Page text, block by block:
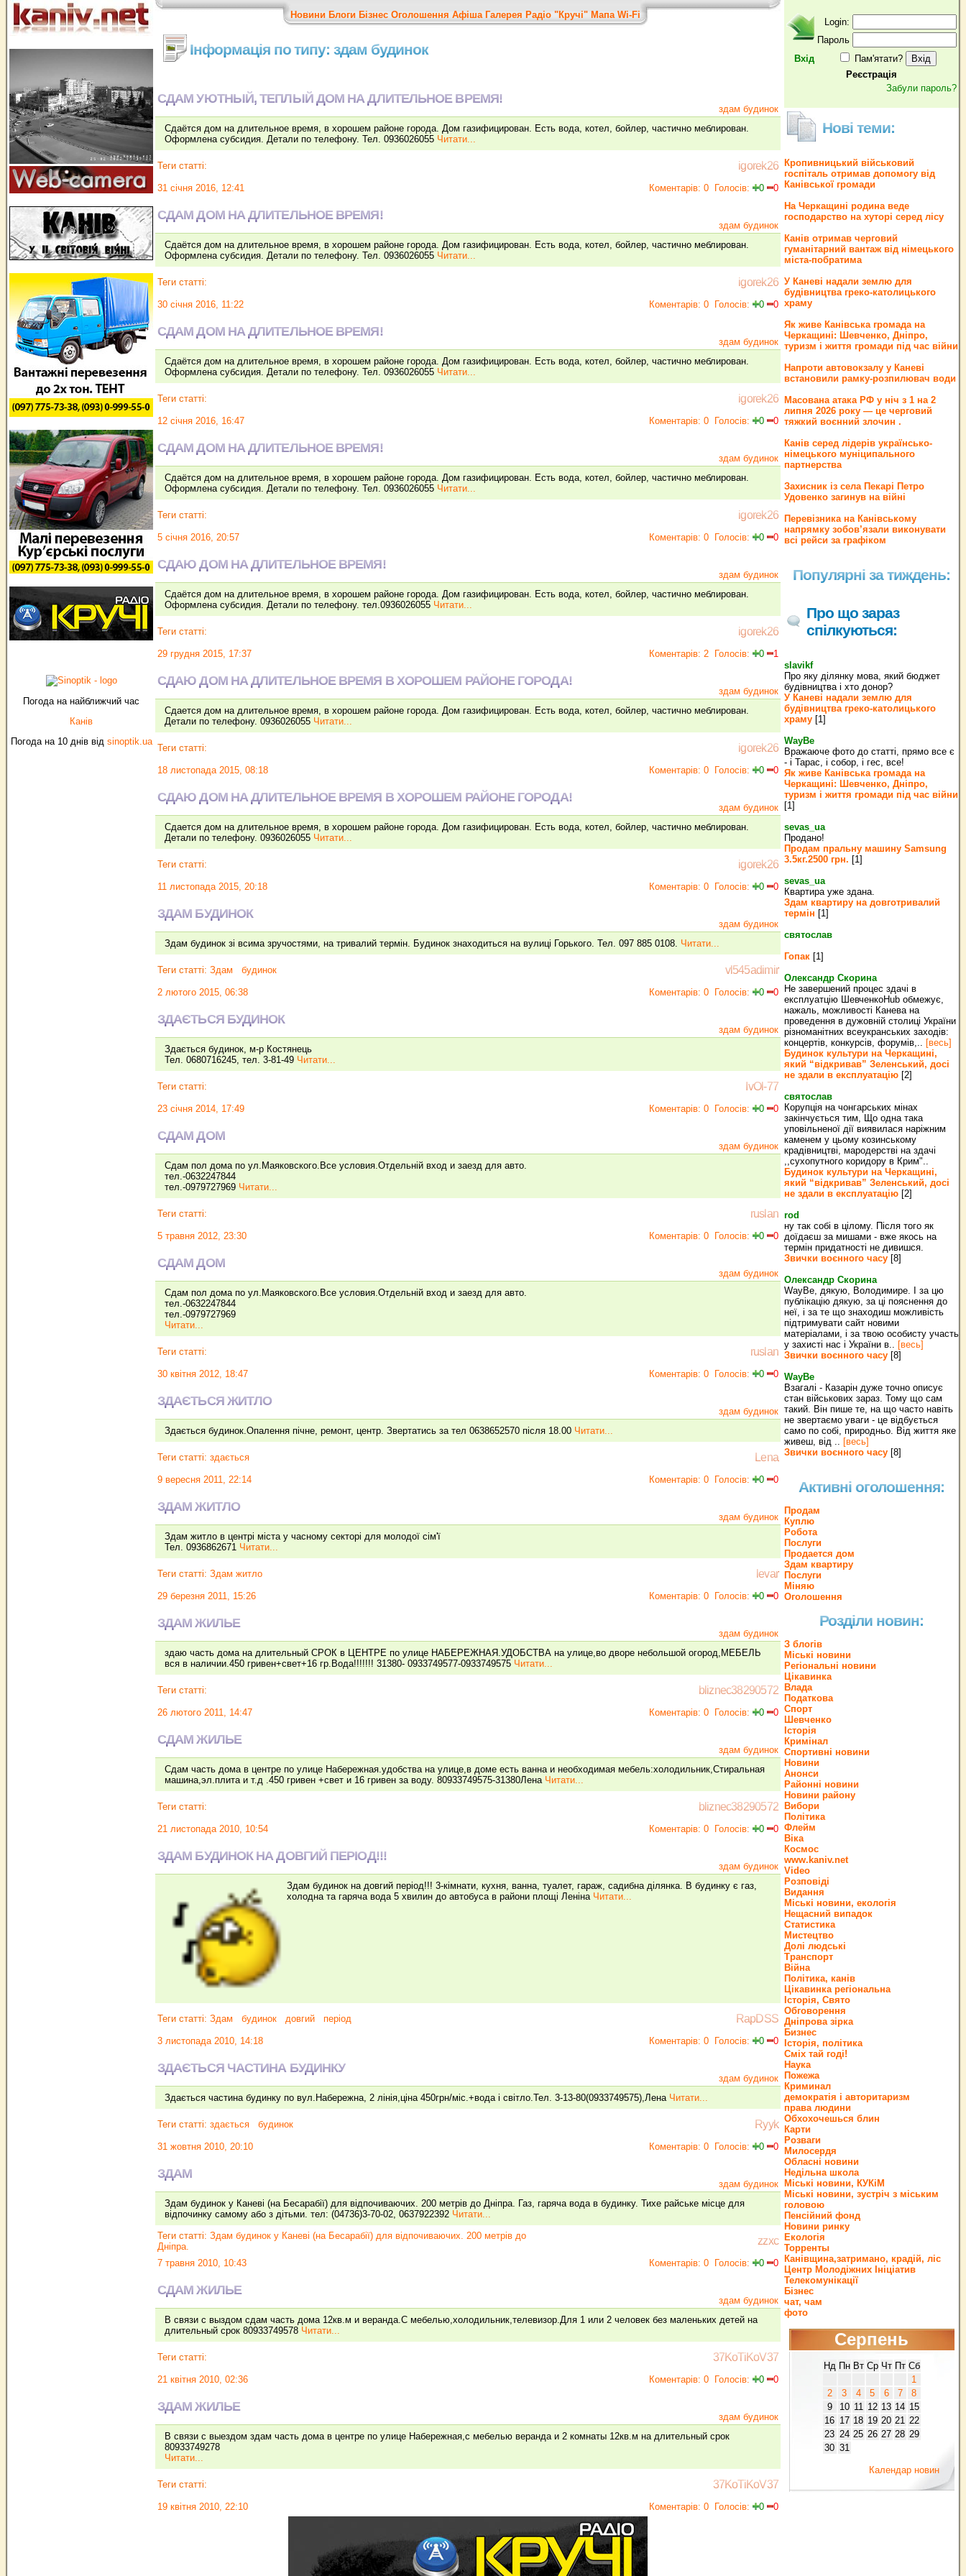
Погода на найближчий час
Канів
Погода на 10 днів від sinoptik.ua
Новини Блоги Бізнес Оголошення Афіша Галерея Радіо "Кручі" Мапа Wi-Fi
Інформація по типу: здам будинок
СДАМ УЮТНЫЙ, ТЕПЛЫЙ ДОМ НА ДЛИТЕЛЬНОЕ ВРЕМЯ!
здам будинок
Сдаётся дом на длительное время, в хорошем районе города. Дом газифицирован. Есть вода, котел, бойлер, частично меблирован.
Оформлена субсидия. Детали по телефону. Тел. 0936026055 Читати...
Теги статті: igorek26
31 січня 2016, 12:41 Коментарів: 0 Голосів: 0 0
СДАМ ДОМ НА ДЛИТЕЛЬНОЕ ВРЕМЯ!
здам будинок
Сдаётся дом на длительное время, в хорошем районе города. Дом газифицирован. Есть вода, котел, бойлер, частично меблирован.
Оформлена субсидия. Детали по телефону. Тел. 0936026055 Читати...
Теги статті: igorek26
30 січня 2016, 11:22 Коментарів: 0 Голосів: 0 0
СДАМ ДОМ НА ДЛИТЕЛЬНОЕ ВРЕМЯ!
здам будинок
Сдаётся дом на длительное время, в хорошем районе города. Дом газифицирован. Есть вода, котел, бойлер, частично меблирован.
Оформлена субсидия. Детали по телефону. Тел. 0936026055 Читати...
Теги статті: igorek26
12 січня 2016, 16:47 Коментарів: 0 Голосів: 0 0
СДАМ ДОМ НА ДЛИТЕЛЬНОЕ ВРЕМЯ!
здам будинок
Сдаётся дом на длительное время, в хорошем районе города. Дом газифицирован. Есть вода, котел, бойлер, частично меблирован.
Оформлена субсидия. Детали по телефону. Тел. 0936026055 Читати...
Теги статті: igorek26
5 січня 2016, 20:57 Коментарів: 0 Голосів: 0 0
СДАЮ ДОМ НА ДЛИТЕЛЬНОЕ ВРЕМЯ!
здам будинок
Сдаётся дом на длительное время, в хорошем районе города. Дом газифицирован. Есть вода, котел, бойлер, частично меблирован.
Оформлена субсидия. Детали по телефону. тел.0936026055 Читати...
Теги статті: igorek26
29 грудня 2015, 17:37 Коментарів: 2 Голосів: 0 1
СДАЮ ДОМ НА ДЛИТЕЛЬНОЕ ВРЕМЯ В ХОРОШЕМ РАЙОНЕ ГОРОДА!
здам будинок
Сдается дом на длительное время, в хорошем районе города. Дом газифицирован. Есть вода, котел, бойлер, частично меблирован.
Детали по телефону. 0936026055 Читати...
Теги статті: igorek26
18 листопада 2015, 08:18 Коментарів: 0 Голосів: 0 0
СДАЮ ДОМ НА ДЛИТЕЛЬНОЕ ВРЕМЯ В ХОРОШЕМ РАЙОНЕ ГОРОДА!
здам будинок
Сдается дом на длительное время, в хорошем районе города. Дом газифицирован. Есть вода, котел, бойлер, частично меблирован.
Детали по телефону. 0936026055 Читати...
Теги статті: igorek26
11 листопада 2015, 20:18 Коментарів: 0 Голосів: 0 0
ЗДАМ БУДИНОК
здам будинок
Здам будинок зi всима зручостями, на тривалий термiн. Будинок знаходиться на вулицi Горького. Тел. 097 885 0108. Читати...
Теги статті: Здам будинок vl545adimir
2 лютого 2015, 06:38 Коментарів: 0 Голосів: 0 0
ЗДАЄТЬСЯ БУДИНОК
здам будинок
Здається будинок, м-р Костянець
Тел. 0680716245, тел. 3-81-49 Читати...
Теги статті: IvOl-77
23 січня 2014, 17:49 Коментарів: 0 Голосів: 0 0
СДАМ ДОМ
здам будинок
Сдам пол дома по ул.Маяковского.Все условия.Отдельній вход и заезд для авто.
тел.-0632247844
тел.-0979727969 Читати...
Теги статті: ruslan
5 травня 2012, 23:30 Коментарів: 0 Голосів: 0 0
СДАМ ДОМ
здам будинок
Сдам пол дома по ул.Маяковского.Все условия.Отдельній вход и заезд для авто.
тел.-0632247844
тел.-0979727969
Читати...
Теги статті: ruslan
30 квітня 2012, 18:47 Коментарів: 0 Голосів: 0 0
ЗДАЄТЬСЯ ЖИТЛО
здам будинок
Здається будинок.Опалення пічне, ремонт, центр. Звертатись за тел 0638652570 після 18.00 Читати...
Теги статті: здається Lena
9 вересня 2011, 22:14 Коментарів: 0 Голосів: 0 0
ЗДАМ ЖИТЛО
здам будинок
Здам житло в центрі міста у часному секторі для молодої сім'ї
Тел. 0936862671 Читати...
Теги статті: Здам житло levar
29 березня 2011, 15:26 Коментарів: 0 Голосів: 0 0
ЗДАМ ЖИЛЬЕ
здам будинок
здаю часть дома на длительный СРОК в ЦЕНТРЕ по улице НАБЕРЕЖНАЯ.УДОБСТВА на улице,во дворе небольшой огород,МЕБЕЛЬ
вся в наличии.450 гривен+свет+16 гр.Вода!!!!!!! 31380- 0933749577-0933749575 Читати...
Теги статті: bliznec38290572
26 лютого 2011, 14:47 Коментарів: 0 Голосів: 0 0
СДАМ ЖИЛЬЕ
здам будинок
Сдам часть дома в центре по улице Набережная.удобства на улице,в доме есть ванна и необходимая мебель:холодильник,Стиральная
машина,эл.плита и т.д .450 гривен +свет и 16 гривен за воду. 80933749575-31380Лена Читати...
Теги статті: bliznec38290572
21 листопада 2010, 10:54 Коментарів: 0 Голосів: 0 0
ЗДАМ БУДИНОК НА ДОВГИЙ ПЕРІОД!!!
здам будинок
Здам будинок на довгий період!!! 3-кімнати, кухня, ванна, туалет, гараж, садибна ділянка. В будинку є газ,
холодна та гаряча вода 5 хвилин до автобуса в райони площі Леніна Читати...
Теги статті: Здам будинок довгий період RapDSS
3 листопада 2010, 14:18 Коментарів: 0 Голосів: 0 0
ЗДАЄТЬСЯ ЧАСТИНА БУДИНКУ
здам будинок
Здається частина будинку по вул.Набережна, 2 лінія,ціна 450грн/міс.+вода і світло.Тел. 3-13-80(0933749575),Лена Читати...
Теги статті: здається будинок Ryyk
31 жовтня 2010, 20:10 Коментарів: 0 Голосів: 0 0
ЗДАМ
здам будинок
Здам будинок у Каневі (на Бесарабії) для відпочиваючих. 200 метрів до Дніпра. Газ, гаряча вода в будинку. Тихе райське місце для
відпочинку самому або з дітьми. тел: (04736)3-70-02, 0637922392 Читати...
Теги статті: Здам будинок у Каневі (на Бесарабії) для відпочиваючих. 200 метрів до
Дніпра.
zzxc
7 травня 2010, 10:43 Коментарів: 0 Голосів: 0 0
СДАМ ЖИЛЬЕ
здам будинок
В связи с выздом сдам часть дома 12кв.м и веранда.С мебелью,холодильник,телевизор.Для 1 или 2 человек без маленьких детей на
длительный срок 80933749578 Читати...
Теги статті: 37KoTiKoV37
21 квітня 2010, 02:36 Коментарів: 0 Голосів: 0 0
ЗДАМ ЖИЛЬЕ
здам будинок
В связи с выездом здам часть дома в центре по улице Набережная,с мебелью веранда и 2 комнаты 12кв.м на длительный срок
80933749278
Читати...
Теги статті: 37KoTiKoV37
19 квітня 2010, 22:10 Коментарів: 0 Голосів: 0 0
Вхід
Login:
Пароль
Пам'ятати?
Реєстрація
Забули пароль?
Нові теми:
Кропивницький військовий
госпіталь отримав допомогу від
Канівської громади
На Черкащині родина веде
господарство на хуторі серед лісу
Канів отримав черговий
гуманітарний вантаж від німецького
міста-побратима
У Каневі надали землю для
будівництва греко‐католицького
храму
Як живе Канівська громада на
Черкащині: Шевченко, Дніпро,
туризм і життя громади під час війни
Напроти автовокзалу у Каневі
встановили рамку-розпилювач води
Масована атака РФ у ніч з 1 на 2
липня 2026 року — це черговий
тяжкий воєнний злочин .
Канів серед лідерів українсько-
німецького муніципального
партнерства
Захисник із села Пекарі Петро
Удовенко загинув на війні
Перевізника на Канівському
напрямку зобов’язали виконувати
всі рейси за графіком
Популярні за тиждень:
Про що зараз
спілкуються:
slavikf
Про яку ділянку мова, який бюджет
будівництва і хто донор?
У Каневі надали землю для
будівництва греко‐католицького
храму [1]
WayBe
Вражаюче фото до статті, прямо все є
- і Тарас, і собор, і гес, все!
Як живе Канівська громада на
Черкащині: Шевченко, Дніпро,
туризм і життя громади під час війни
[1]
sevas_ua
Продано!
Продам пральну машину Samsung
3.5кг.2500 грн. [1]
sevas_ua
Квартира уже здана.
Здам квартиру на довготривалий
термін [1]
святослав
Гопак [1]
Олександр Скорина
Не завершений процес здачі в
експлуатцію ШевченкоHub обмежує,
нажаль, можливості Канева на
проведення в дужовній столиці України
різноманітних всеукранських заходів:
концертів, конкурсів, форумів,.. [весь]
Будинок культури на Черкащині,
який “відкривав” Зеленський, досі
не здали в експлуатацію [2]
святослав
Корупція на чонгарських мінах
закінчується тим, Що одна така
уповільненої дії виявилася наріжним
каменем у цьому козинському
крадівництві, мародерстві на здачі
,,сухопутного коридору в Крим"..
Будинок культури на Черкащині,
який “відкривав” Зеленський, досі
не здали в експлуатацію [2]
rod
ну так собі в цілому. Після того як
доїдаєш за мишами - вже якось на
термін придатності не дивишся.
Звички воєнного часу [8]
Олександр Скорина
WayBe, дякую, Володимире. І за цю
публікацію дякую, за ці пояснення до
неї, і за те що знаходиш можливість
підтримувати сайт новими
матеріалами, і за твою особисту участь
у захисті нас і України в.. [весь]
Звички воєнного часу [8]
WayBe
Взагалі - Казарін дуже точно описує
стан військових зараз. Тому що сам
такий. Він пише те, на що часто навіть
не звертаємо уваги - це відбується
само по собі, природньо. Від життя яке
живеш, від .. [весь]
Звички воєнного часу [8]
Активні оголошення:
Продам
Куплю
Робота
Послуги
Продается дом
Здам квартиру
Послуги
Міняю
Оголошення
Розділи новин:
З блогів
Міські новини
Регіональні новини
Цікавинка
Влада
Податкова
Спорт
Шевченко
Історія
Кримінал
Спортивні новини
Новини
Анонси
Районні новини
Новини району
Вибори
Політика
Флейм
Віка
Космос
www.kaniv.net
Video
Розповіді
Видання
Міські новини, екологія
Нещасний випадок
Статистика
Мистецтво
Долі людські
Транспорт
Війна
Політика, канів
Цікавинка регіональна
Історія, Свято
Обговорення
Дніпрова зірка
Бизнес
Історія, політика
Сміх тай годі!
Наука
Пожежа
Криминал
демократія і авторитаризм
права людини
Обхохочешься блин
Карти
Розваги
Милосердя
Обласні новини
Недільна школа
Міські новини, КУКіМ
Міські новини, зустріч з міським
головою
Пенсійний фонд
Новини ринку
Екологія
Торренты
Канівщина,затримано, крадій, ліс
Центр Молодіжних Ініціатив
Телекомунікації
Бізнес
чат, чам
фото
Серпень
Нд Пн Вт Ср Чт Пт Сб
1
2
3 4 5 6 7
8
9
10 11 12 13 14 15
16 17 18 19 20 21 22
23 24 25 26 27 28 29
30 31
Календар новин